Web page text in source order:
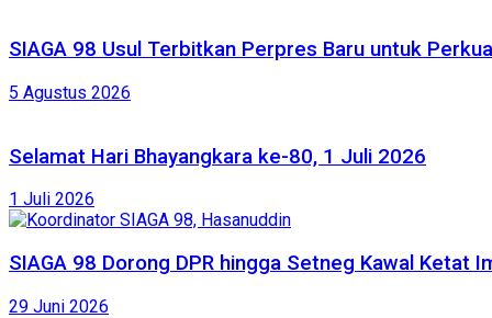
SIAGA 98 Usul Terbitkan Perpres Baru untuk
5 Agustus 2026
Selamat Hari Bhayangkara ke-80, 1 Juli 2026
1 Juli 2026
SIAGA 98 Dorong DPR hingga Setneg Kawal Ketat
29 Juni 2026